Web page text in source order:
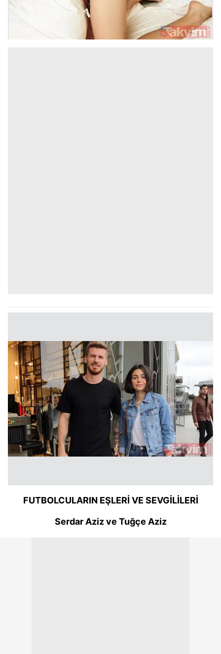
FUTBOLCULARIN EŞLERİ VE SEVGİLİLERİ
Serdar Aziz ve Tuğçe Aziz